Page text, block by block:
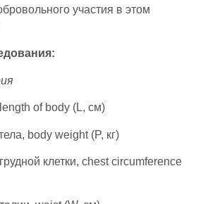
участия в этом
of body (L, см)
body weight (P, кг)
клетки, chest circumference